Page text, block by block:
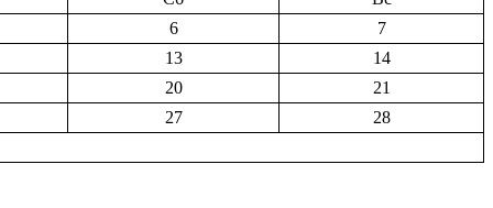
6
7
13
14
20
21
27
28